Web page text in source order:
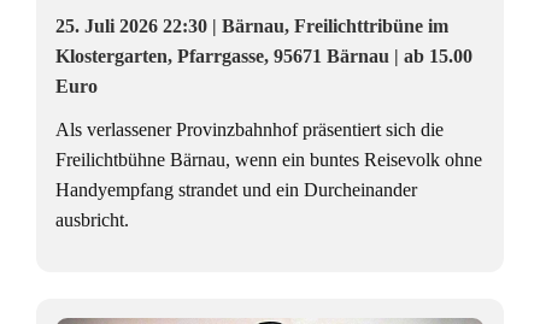
25. Juli 2026 22:30 | Bärnau, Freilichttribüne im
Klostergarten, Pfarrgasse, 95671 Bärnau | ab 15.00
Euro
Als verlassener Provinzbahnhof präsentiert sich die
Freilichtbühne Bärnau, wenn ein buntes Reisevolk ohne
Handyempfang strandet und ein Durcheinander
ausbricht.